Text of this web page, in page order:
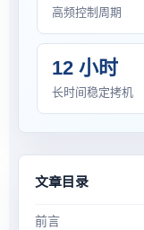
高频控制周期
12 小时
长时间稳定拷机
文章目录
前言